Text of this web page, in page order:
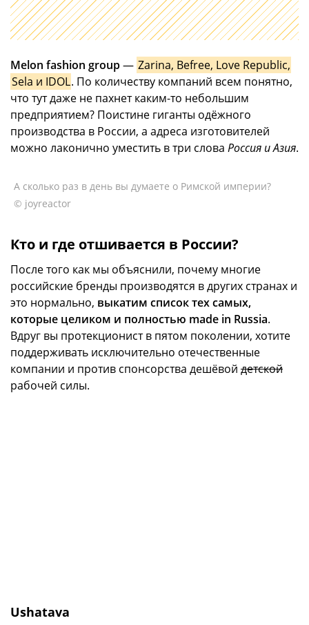
Melon fashion group— Zarina, Befree, Love Republic,
Sela и IDOL. По количеству компаний всем понятно,
что тут даже не пахнет каким-то небольшим
предприятием? Поистине гиганты одёжного
производства в России, а адреса изготовителей
можно лаконично уместить в три слова Россия и Азия.
А сколько раз в день вы думаете о Римской империи?
© joyreactor
Кто и где отшивается в России?
После того как мы объяснили, почему многие
российские бренды производятся в других странах и
это нормально, выкатим список тех самых,
которые целиком и полностью made in Russia.
Вдруг вы протекционист в пятом поколении, хотите
поддерживать исключительно отечественные
компании и против спонсорства дешёвой детской
рабочей силы.
Ushatava